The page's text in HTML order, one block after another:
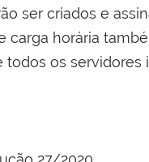
ser criados e
carga horária
os servidores